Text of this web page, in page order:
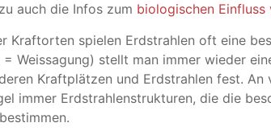
auch die Infos zum biologischen Einfluss
Kraftorten spielen Erdstrahlen oft eine
Weissagung) stellt man immer wieder
Kraftplätzen und Erdstrahlen fest. An
immer Erdstrahlenstrukturen, die die